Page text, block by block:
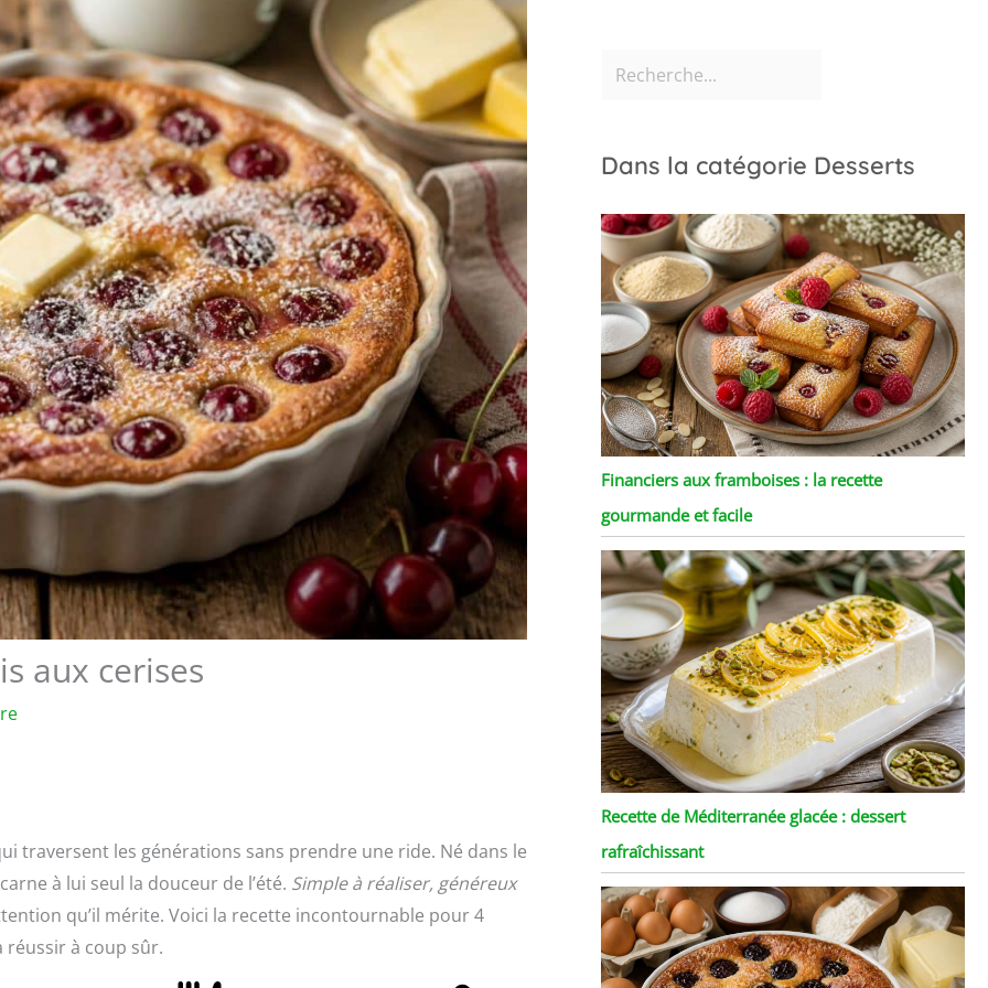
aux cerises
traversent les générations sans prendre une ride. Né dans le
à lui seul la douceur de l’été. Simple à réaliser, généreux
qu’il mérite. Voici la recette incontournable pour 4
réussir à coup sûr.
Dans la catégorie Desserts
Financiers aux framboises : la recette
gourmande et facile
Recette de Méditerranée glacée : dessert
rafraîchissant